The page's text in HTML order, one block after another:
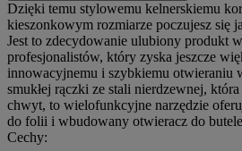
Dzięki temu stylowemu kelnerskiemu
kieszonkowym rozmiarze poczujesz się
Jest to zdecydowanie ulubiony produkt
profesjonalistów, który zyska jeszcze
innowacyjnemu i szybkiemu otwieraniu
smukłej rączki ze stali nierdzewnej,
chwyt, to wielofunkcyjne narzędzie
do folii i wbudowany otwieracz do
Cechy: